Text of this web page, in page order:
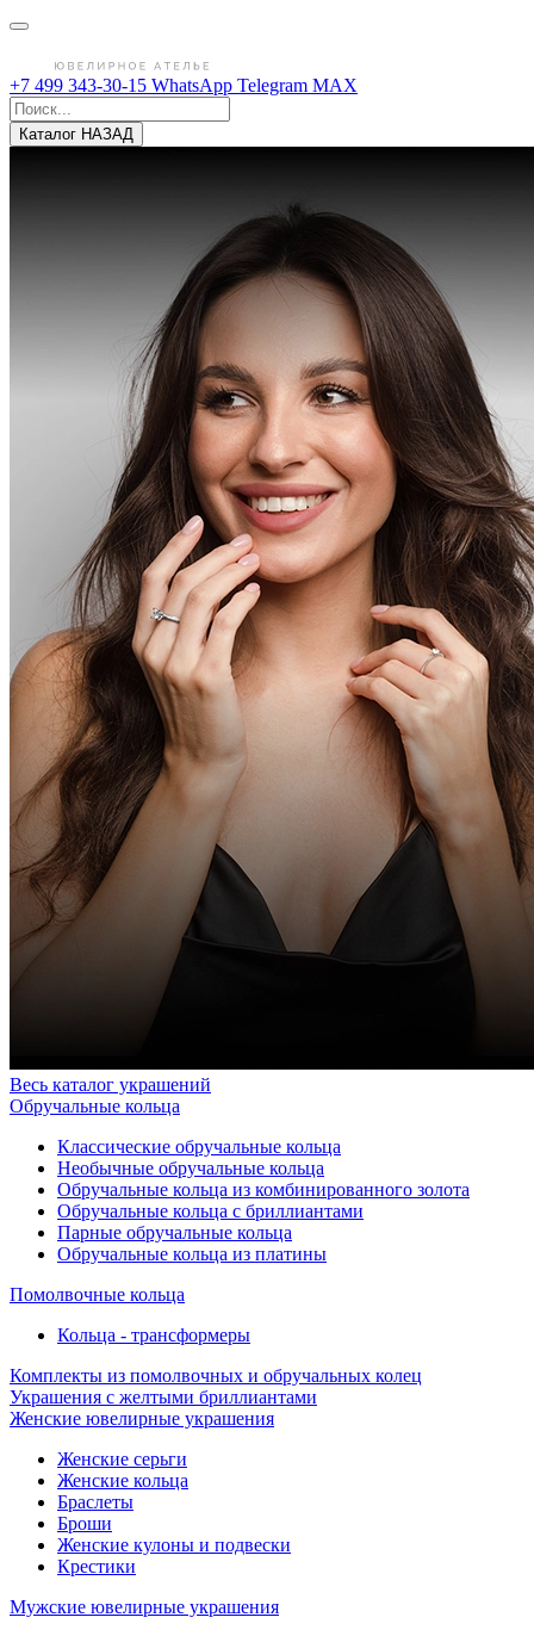
+7 499 343-30-15 WhatsApp Telegram MAX
Каталог НАЗАД
Весь каталог украшений
Обручальные кольца
Классические обручальные кольца
Необычные обручальные кольца
Обручальные кольца из комбинированного золота
Обручальные кольца с бриллиантами
Парные обручальные кольца
Обручальные кольца из платины
Помолвочные кольца
Кольца - трансформеры
Комплекты из помолвочных и обручальных колец
Украшения с желтыми бриллиантами
Женские ювелирные украшения
Женские серьги
Женские кольца
Браслеты
Броши
Женские кулоны и подвески
Крестики
Мужские ювелирные украшения